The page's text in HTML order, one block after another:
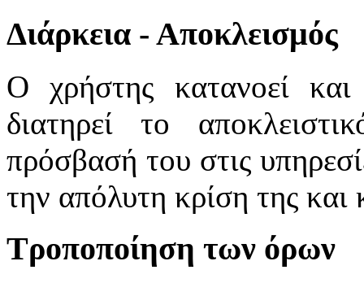
Διάρκεια - Αποκλεισμός
Ο χρήστης κατανοεί και
διατηρεί το
πρόσβασή του στις
την απόλυτη κρίση της και
Τροποποίηση των όρων